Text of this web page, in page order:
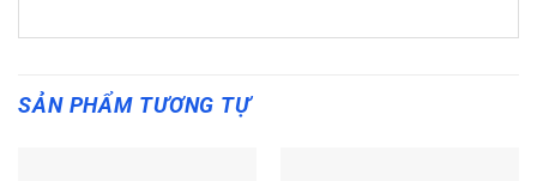
SẢN PHẨM TƯƠNG TỰ